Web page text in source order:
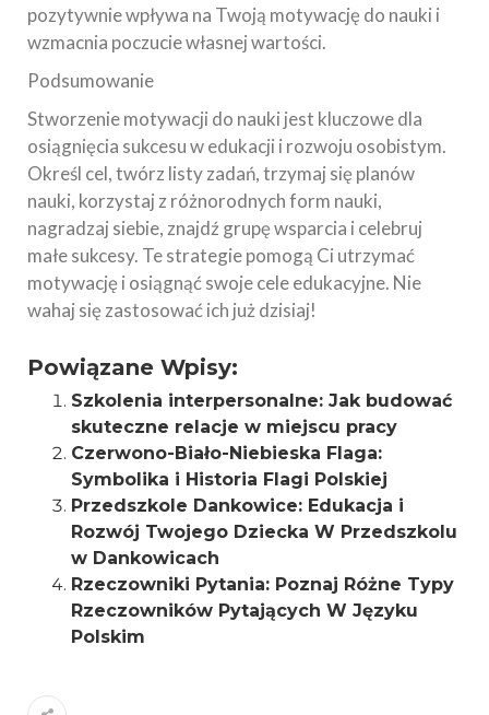
pozytywnie wpływa na Twoją motywację do nauki i
wzmacnia poczucie własnej wartości.
Podsumowanie
Stworzenie motywacji do nauki jest kluczowe dla
osiągnięcia sukcesu w edukacji i rozwoju osobistym.
Określ cel, twórz listy zadań, trzymaj się planów
nauki, korzystaj z różnorodnych form nauki,
nagradzaj siebie, znajdź grupę wsparcia i celebruj
małe sukcesy. Te strategie pomogą Ci utrzymać
motywację i osiągnąć swoje cele edukacyjne. Nie
wahaj się zastosować ich już dzisiaj!
Powiązane Wpisy:
Szkolenia interpersonalne: Jak budować
skuteczne relacje w miejscu pracy
Czerwono-Biało-Niebieska Flaga:
Symbolika i Historia Flagi Polskiej
Przedszkole Dankowice: Edukacja i
Rozwój Twojego Dziecka W Przedszkolu
w Dankowicach
Rzeczowniki Pytania: Poznaj Różne Typy
Rzeczowników Pytających W Języku
Polskim